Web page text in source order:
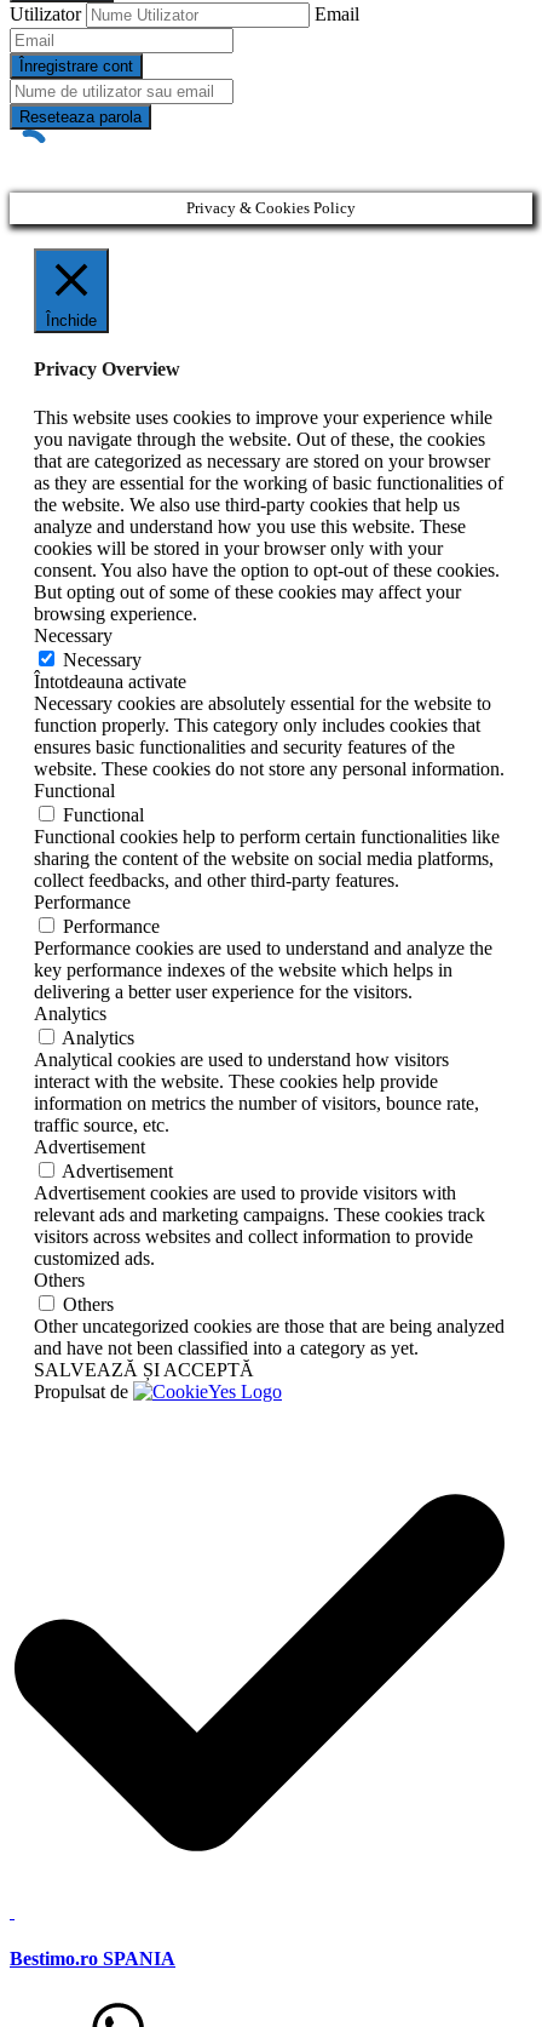
Utilizator Email
Înregistrare cont
Reseteaza parola
Privacy & Cookies Policy
Închide
Privacy Overview
This website uses cookies to improve your experience while
you navigate through the website. Out of these, the cookies
that are categorized as necessary are stored on your browser
as they are essential for the working of basic functionalities of
the website. We also use third-party cookies that help us
analyze and understand how you use this website. These
cookies will be stored in your browser only with your
consent. You also have the option to opt-out of these cookies.
But opting out of some of these cookies may affect your
browsing experience.
Necessary
Necessary
Întotdeauna activate
Necessary cookies are absolutely essential for the website to
function properly. This category only includes cookies that
ensures basic functionalities and security features of the
website. These cookies do not store any personal information.
Functional
Functional
Functional cookies help to perform certain functionalities like
sharing the content of the website on social media platforms,
collect feedbacks, and other third-party features.
Performance
Performance
Performance cookies are used to understand and analyze the
key performance indexes of the website which helps in
delivering a better user experience for the visitors.
Analytics
Analytics
Analytical cookies are used to understand how visitors
interact with the website. These cookies help provide
information on metrics the number of visitors, bounce rate,
traffic source, etc.
Advertisement
Advertisement
Advertisement cookies are used to provide visitors with
relevant ads and marketing campaigns. These cookies track
visitors across websites and collect information to provide
customized ads.
Others
Others
Other uncategorized cookies are those that are being analyzed
and have not been classified into a category as yet.
SALVEAZĂ ȘI ACCEPTĂ
Propulsat de
Bestimo.ro SPANIA